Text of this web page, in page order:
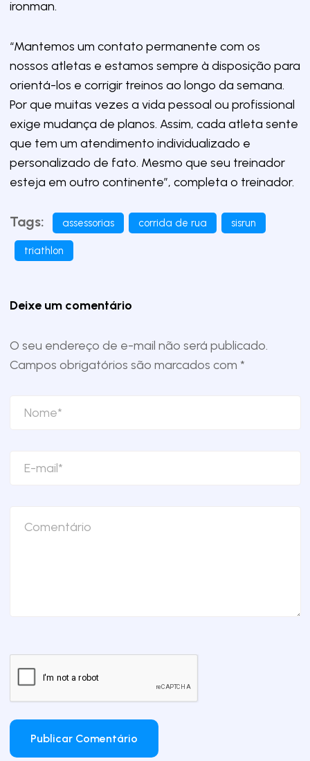
ironman.
“Mantemos um contato permanente com os
nossos atletas e estamos sempre à disposição para
orientá-los e corrigir treinos ao longo da semana.
Por que muitas vezes a vida pessoal ou profissional
exige mudança de planos. Assim, cada atleta sente
que tem um atendimento individualizado e
personalizado de fato. Mesmo que seu treinador
esteja em outro continente”, completa o treinador.
Tags: assessorias corrida de rua sisrun
triathlon
Deixe um comentário
O seu endereço de e-mail não será publicado.
Campos obrigatórios são marcados com *